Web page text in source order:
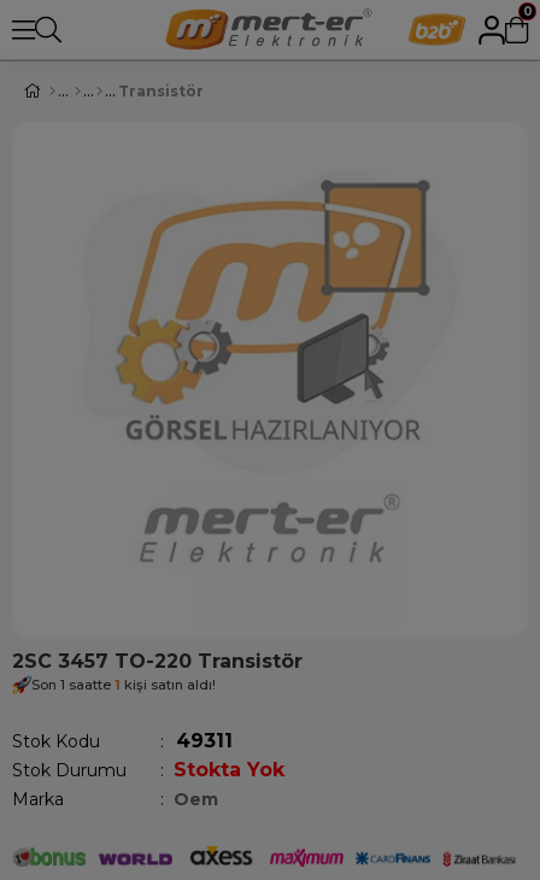
0
Transistör
2SC 3457 TO-220 Transistör
Son 1 saatte 1 kişi satın aldı!
Stok Kodu 49311
Stok Durumu : Stokta Yok
Marka : Oem